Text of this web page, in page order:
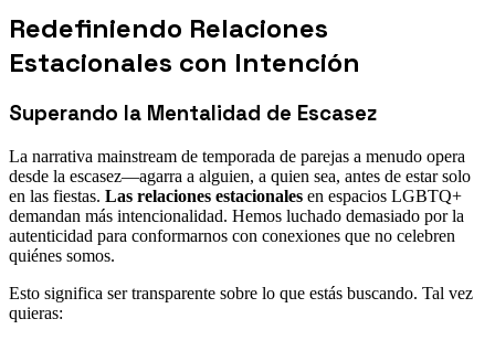
Redefiniendo Relaciones
Estacionales con Intención
Superando la Mentalidad de Escasez
La narrativa mainstream de temporada de parejas a menudo opera
desde la escasez—agarra a alguien, a quien sea, antes de estar solo
en las fiestas. Las relaciones estacionales en espacios LGBTQ+
demandan más intencionalidad. Hemos luchado demasiado por la
autenticidad para conformarnos con conexiones que no celebren
quiénes somos.
Esto significa ser transparente sobre lo que estás buscando. Tal vez
quieras: